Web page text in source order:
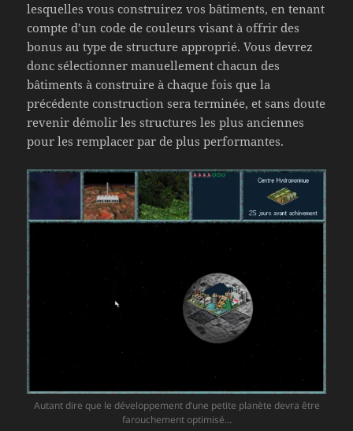
lesquelles vous construirez vos bâtiments, en tenant
compte d’un code de couleurs visant à offrir des
bonus au type de structure approprié. Vous devrez
donc sélectionner manuellement chacun des
bâtiments à construire à chaque fois que la
précédente construction sera terminée, et sans doute
revenir démolir les structures les plus anciennes
pour les remplacer par de plus performantes.
Autant dire que le développement d’une petite planète devra être
farouchement optimisé…